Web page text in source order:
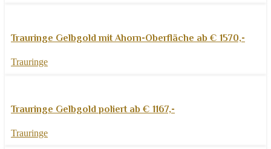
Schnellansicht
Trauringe Gelbgold mit Ahorn-Oberfläche ab € 1570,-
Trauringe
Schnellansicht
Trauringe Gelbgold poliert ab € 1167,-
Trauringe